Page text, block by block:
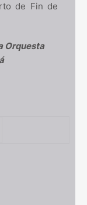
de Fin de
Orquesta